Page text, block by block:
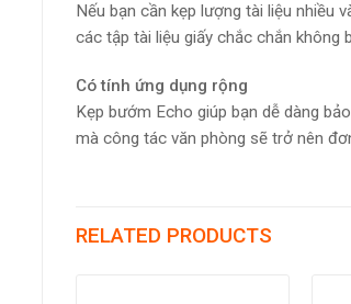
Nếu bạn cần kẹp lượng tài liệu nhiều
các tập tài liệu giấy chắc chắn không
Có tính ứng dụng rộng
Kẹp bướm Echo giúp bạn dễ dàng
mà công tác văn phòng sẽ trở nên
RELATED PRODUCTS